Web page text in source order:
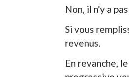
Non, il n'y a
Si vous
revenus.
En revanche,